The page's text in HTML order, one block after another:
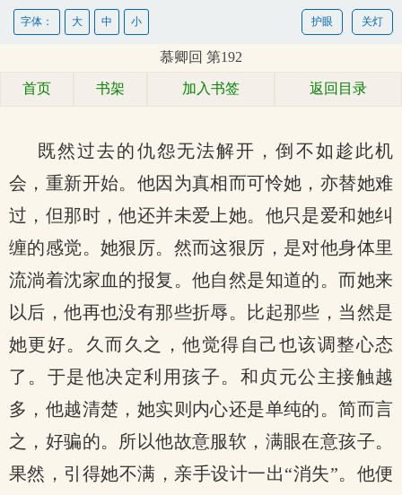
关灯
护眼
字体： 大 中 小
慕卿回 第192
首页 书架 加入书签 返回目录
既然过去的仇怨无法解开，倒不如趁此机
会，重新开始。他因为真相而可怜她，亦替她难
过，但那时，他还并未爱上她。他只是爱和她纠
缠的感觉。她狠厉。然而这狠厉，是对他身体里
流淌着沈家血的报复。他自然是知道的。而她来
以后，他再也没有那些折辱。比起那些，当然是
她更好。久而久之，他觉得自己也该调整心态
了。于是他决定利用孩子。和贞元公主接触越
多，他越清楚，她实则内心还是单纯的。简而言
之，好骗的。所以他故意服软，满眼在意孩子。
果然，引得她不满，亲手设计一出“消失”。他便